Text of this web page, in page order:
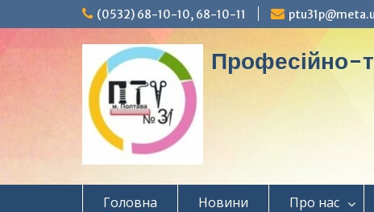
до
(0532) 68-10-10, 68-10-11
Професійно-
Головна Новини Про нас